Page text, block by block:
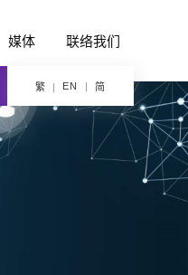
媒体 联络我们
繁 EN 简